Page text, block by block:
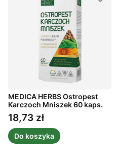
MEDICA HERBS Ostropest
Karczoch Mniszek 60 kaps.
Cena
18,73 zł
Do koszyka